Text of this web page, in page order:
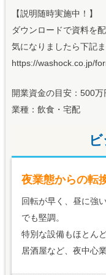
【説明随時実施中！】
ダウンロードで資料を
気になりましたら下記
https://washock.co.jp/
開業資金の目安：500万
業種：飲食・宅配
夜業態からの転
回転が早く、昼に強
でも堅調。
特別な設備もほとん
居酒屋など、夜中心